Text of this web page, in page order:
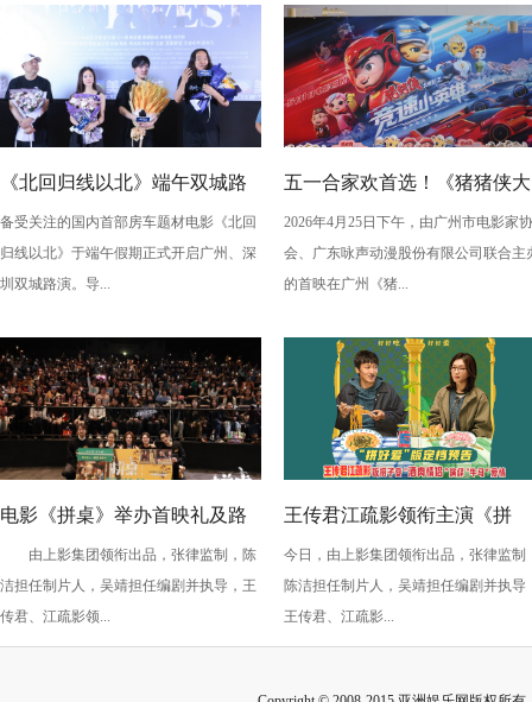
《北回归线以北》端午双城路
演，定档6月26日奔赴山海
备受关注的国内首部房车题材电影《北回
归线以北》于端午假期正式开启广州、深
圳双城路演。导...
五一合家欢首选！《猪猪侠大
电影之竞速小英雄》广州首映
欢乐狂飙
2026年4月25日下午，由广州市电影家协
会、广东咏声动漫股份有限公司联合主
的首映在广州《猪...
电影《拼桌》举办首映礼及路
演 白色情人节相约搭子稳稳幸
福
由上影集团领衔出品，张律监制，陈
洁担任制片人，吴靖担任编剧并执导，王
传君、江疏影领...
王传君江疏影领衔主演《拼
桌》定档3月14日
今日，由上影集团领衔出品，张律监制
陈洁担任制片人，吴靖担任编剧并执导
王传君、江疏影...